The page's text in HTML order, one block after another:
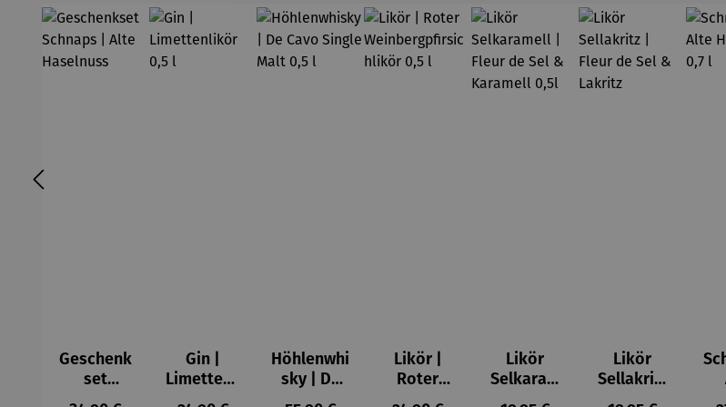
Geschenk
set
Schnaps |
Gin |
Limettenli
kör 0,5 l
Höhlenwhi
sky | De
Cavo
Likör |
Roter
Weinberg
Likör
Selkaram
ell | Fleur
Likör
Sellakritz
| Fleur de